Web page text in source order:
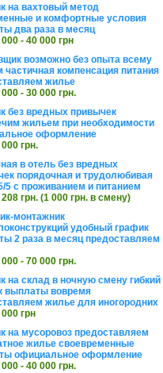
на вахтовый метод
и комфортные условия
два раза в месяц
- 40 000 грн
возможно без опыта всему
частичная компенсация питания
жилье
- 30 000 грн.
без вредных привычек
жильем при необходимости
оформление
грн.
в отель без вредных
порядочная и трудолюбивая
5 с проживанием и питанием
грн. (1 000 грн. в смену)
монтажник
удобный график
2 раза в месяц предоставляем
- 70 000 грн.
на склад в ночную смену гибкий
выплаты вовремя
жилье для иногородних
грн
на мусоровоз предоставляем
жилье своевременные
официальное оформление
- 40 000 грн.